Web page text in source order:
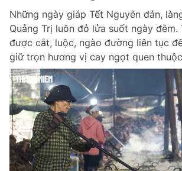
Những ngày giáp Tết Nguyên đán,
Quảng Trị luôn đỏ lửa suốt ngày đêm.
được cắt, luộc, ngào đường liên tục
giữ trọn hương vị cay ngọt quen